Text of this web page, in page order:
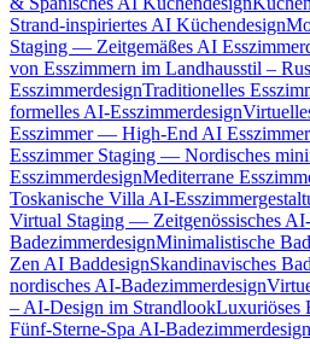
Strand-inspiriertes AI Küchendesign
Staging — Zeitgemäßes AI
von Esszimmern im Landhausstil –
EsszimmerdesignTraditionelles
formelles AI-Esszimmerdesign
Esszimmer — High-End AI
Esszimmer Staging — Nordisches
EsszimmerdesignMediterrane
Toskanische Villa AI-
Virtual Staging — Zeitgenössisches AI-
BadezimmerdesignMinimalistische
Zen AI BaddesignSkandinavisches
nordisches AI-Badezimmerdesign
– AI-Design im StrandlookLuxuriöses
Fünf-Sterne-Spa AI-Badezimmerdesign